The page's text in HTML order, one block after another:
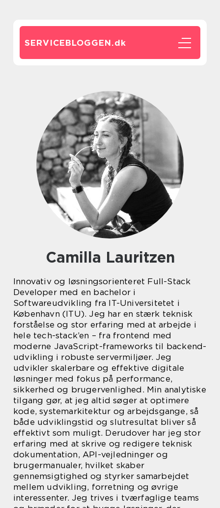
SERVICEBLOGGEN.dk
Camilla Lauritzen
Innovativ og løsningsorienteret Full-Stack
Developer med en bachelor i
Softwareudvikling fra IT-Universitetet i
København (ITU). Jeg har en stærk teknisk
forståelse og stor erfaring med at arbejde i
hele tech-stack’en – fra frontend med
moderne JavaScript-frameworks til backend-
udvikling i robuste servermiljøer. Jeg
udvikler skalerbare og effektive digitale
løsninger med fokus på performance,
sikkerhed og brugervenlighed. Min analytiske
tilgang gør, at jeg altid søger at optimere
kode, systemarkitektur og arbejdsgange, så
både udviklingstid og slutresultat bliver så
effektivt som muligt. Derudover har jeg stor
erfaring med at skrive og redigere teknisk
dokumentation, API-vejledninger og
brugermanualer, hvilket skaber
gennemsigtighed og styrker samarbejdet
mellem udvikling, forretning og øvrige
interessenter. Jeg trives i tværfaglige teams